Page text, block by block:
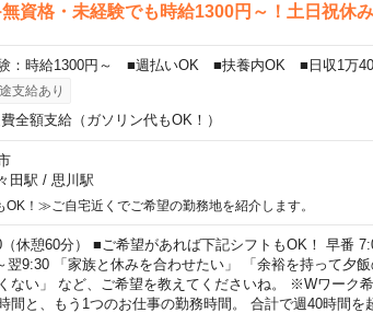
格・未経験でも時給1300円～！土日祝休み
：時給1300円～ ■週払いOK ■扶養内OK ■日収1万
支給あり
全額支給（ガソリン代もOK！）
田駅 / 思川駅
！≫ご自宅近くでご希望の勤務地を紹介します。
休憩60分） ■ご希望があれば下記シフトもOK！ 早番
翌9:30 「家族と休みを合わせたい」 「余裕を持って夕
ない」 など、ご希望を教えてくださいね。 ※Wワーク
間と、もう1つのお仕事の勤務時間。 合計で週40時間を